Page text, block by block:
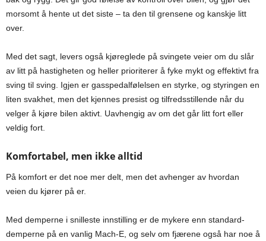
morsomt å hente ut det siste – ta den til grensene og kanskje litt
over.
Med det sagt, levers også kjøreglede på svingete veier om du slår
av litt på hastigheten og heller prioriterer å fyke mykt og effektivt fra
sving til sving. Igjen er gasspedalfølelsen en styrke, og styringen en
liten svakhet, men det kjennes presist og tilfredsstillende når du
velger å kjøre bilen aktivt. Uavhengig av om det går litt fort eller
veldig fort.
Komfortabel, men ikke alltid
På komfort er det noe mer delt, men det avhenger av hvordan
veien du kjører på er.
Med demperne i snilleste innstilling er de mykere enn standard-
demperne på en vanlig Mach-E, og selv om fjærene også har noe å